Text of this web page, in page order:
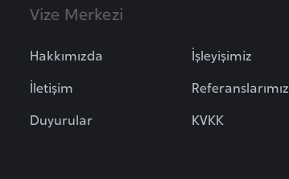
Vize Merkezi
Hakkımızda
İletişim
Duyurular
İşleyişimiz
Referanslarımız
KVKK